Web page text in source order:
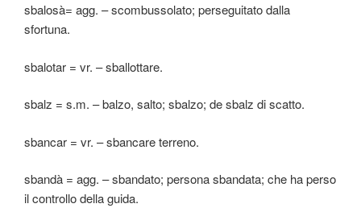
sbalosà= agg. – scombussolato; perseguitato dalla
sfortuna.
sbalotar = vr. – sballottare.
sbalz = s.m. – balzo, salto; sbalzo; de sbalz di scatto.
sbancar = vr. – sbancare terreno.
sbandà = agg. – sbandato; persona sbandata; che ha perso
il controllo della guida.